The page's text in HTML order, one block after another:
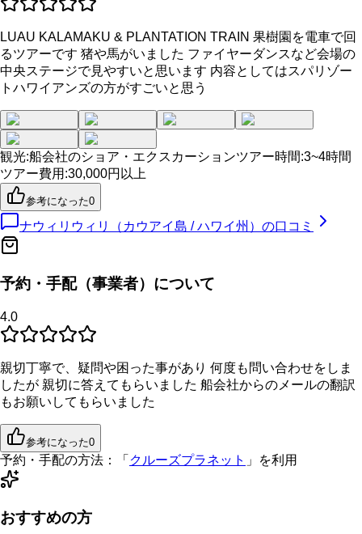
LUAU KALAMAKU & PLANTATION TRAIN 果樹園を電車で回
るツアーです 猪や馬がいました ファイヤーダンスなど会場の
中央ステージで見やすいと思います 内容としてはスパリゾー
トハワイアンズの方がすごいと思う
観光:船会社のショア・エクスカーションツアー時間:3~4時間
ツアー費用 :30,000円以上
参考になった0
ナウィリウィリ（カウアイ島 / ハワイ州） の口コミ
予約・手配（事業者）について
4.0
親切丁寧で、疑問や困った事があり 何度も問い合わせをしま
したが 親切に答えてもらいました 船会社からのメールの翻訳
もお願いしてもらいました
参考になった0
予約・手配の方法： 「 クルーズプラネット 」を利用
おすすめの方